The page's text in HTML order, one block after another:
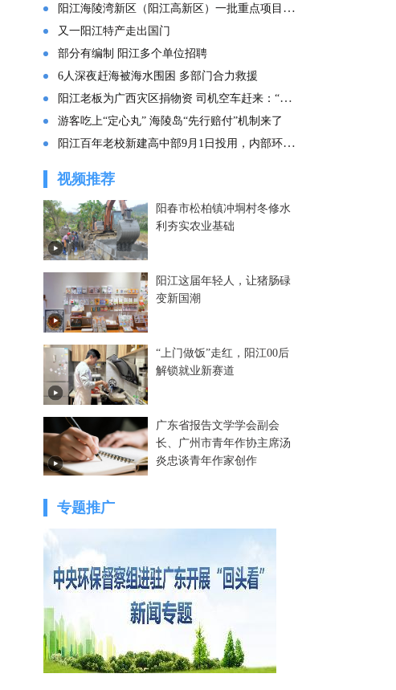
阳江海陵湾新区（阳江高新区）一批重点项目集中投产
又一阳江特产走出国门
部分有编制 阳江多个单位招聘
6人深夜赶海被海水围困 多部门合力救援
阳江老板为广西灾区捐物资 司机空车赶来：“免费拉！”
游客吃上“定心丸” 海陵岛“先行赔付”机制来了
阳江百年老校新建高中部9月1日投用，内部环境曝光
视频推荐
阳春市松柏镇冲垌村冬修水
利夯实农业基础
阳江这届年轻人，让猪肠碌
变新国潮
“上门做饭”走红，阳江00后
解锁就业新赛道
广东省报告文学学会副会
长、广州市青年作协主席汤
炎忠谈青年作家创作
专题推广